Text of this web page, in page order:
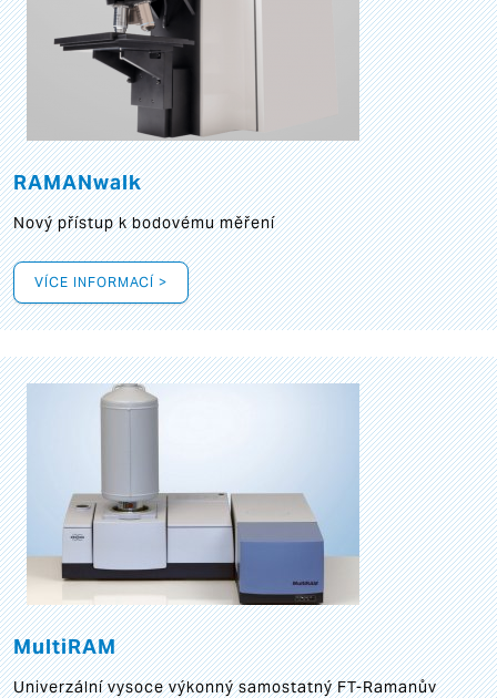
RAMANwalk
Nový přístup k bodovému měření
VÍCE INFORMACÍ >
MultiRAM
Univerzální vysoce výkonný samostatný FT-Ramanův